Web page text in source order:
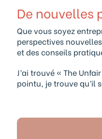
De nouvelles
Que vous soyez
perspectives
et des conseils
J’ai trouvé « The
pointu, je trouve qu’il